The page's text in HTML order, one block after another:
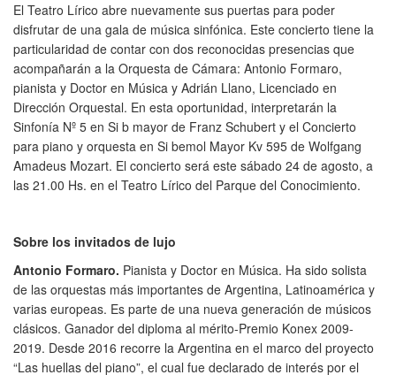
El Teatro Lírico abre nuevamente sus puertas para poder
disfrutar de una gala de música sinfónica. Este concierto tiene la
particularidad de contar con dos reconocidas presencias que
acompañarán a la Orquesta de Cámara: Antonio Formaro,
pianista y Doctor en Música y Adrián Llano, Licenciado en
Dirección Orquestal. En esta oportunidad, interpretarán la
Sinfonía Nº 5 en Si b mayor de Franz Schubert y el Concierto
para piano y orquesta en Si bemol Mayor Kv 595 de Wolfgang
Amadeus Mozart. El concierto será este sábado 24 de agosto, a
las 21.00 Hs. en el Teatro Lírico del Parque del Conocimiento.
Sobre los invitados de lujo
Antonio Formaro. Pianista y Doctor en Música. Ha sido solista
de las orquestas más importantes de Argentina, Latinoamérica y
varias europeas. Es parte de una nueva generación de músicos
clásicos. Ganador del diploma al mérito-Premio Konex 2009-
2019. Desde 2016 recorre la Argentina en el marco del proyecto
“Las huellas del piano”, el cual fue declarado de interés por el